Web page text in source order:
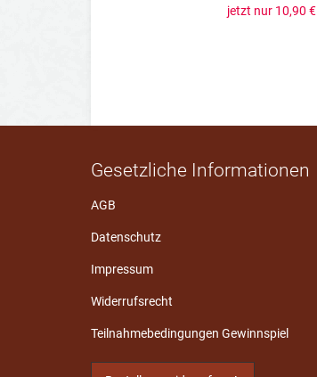
jetzt nur 10,90 €
Gesetzliche Informationen
AGB
Datenschutz
Impressum
Widerrufsrecht
Teilnahmebedingungen Gewinnspiel